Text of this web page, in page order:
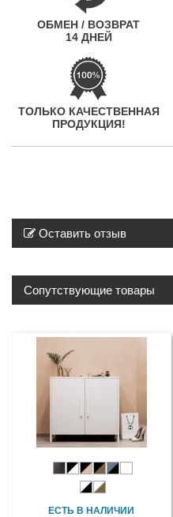
ОБМЕН / ВОЗВРАТ
14 ДНЕЙ
ТОЛЬКО КАЧЕСТВЕННАЯ
ПРОДУКЦИЯ!
Оставить отзыв
Сопутствующие товары
ЕСТЬ В НАЛИЧИИ